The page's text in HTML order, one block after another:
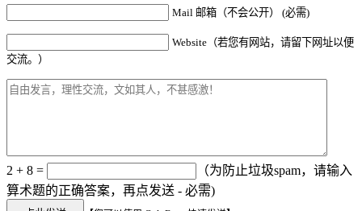
Mail 邮箱（不会公开） (必需)
Website（若您有网站，请留下网址以便
交流。）
2 + 8 =
（为防止垃圾spam，请输入
算术题的正确答案，再点发送 - 必需)